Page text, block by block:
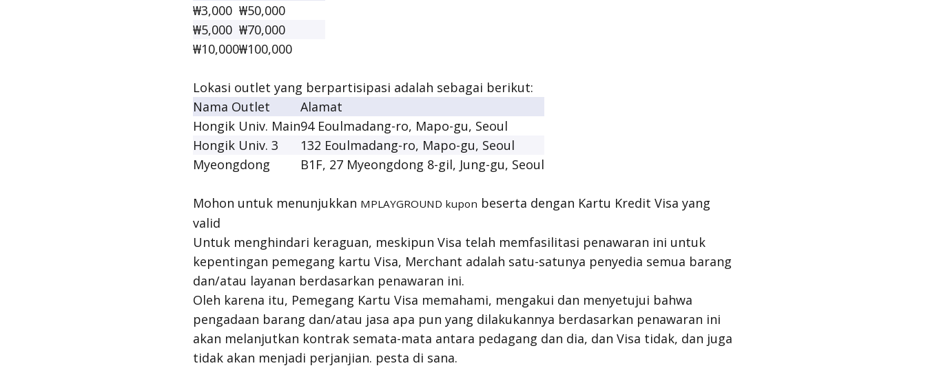
₩3,000 ₩50,000
₩5,000 ₩70,000
₩10,000₩100,000
Lokasi outlet yang berpartisipasi adalah sebagai berikut:
Nama Outlet
Alamat
Hongik Univ. Main94 Eoulmadang-ro, Mapo-gu, Seoul
Hongik Univ. 3
132 Eoulmadang-ro, Mapo-gu, Seoul
Myeongdong
B1F, 27 Myeongdong 8-gil, Jung-gu, Seoul
Mohon untuk menunjukkan MPLAYGROUND kupon beserta dengan Kartu Kredit Visa yang
valid
Untuk menghindari keraguan, meskipun Visa telah memfasilitasi penawaran ini untuk
kepentingan pemegang kartu Visa, Merchant adalah satu-satunya penyedia semua barang
dan/atau layanan berdasarkan penawaran ini.
Oleh karena itu, Pemegang Kartu Visa memahami, mengakui dan menyetujui bahwa
pengadaan barang dan/atau jasa apa pun yang dilakukannya berdasarkan penawaran ini
akan melanjutkan kontrak semata-mata antara pedagang dan dia, dan Visa tidak, dan juga
tidak akan menjadi perjanjian. pesta di sana.